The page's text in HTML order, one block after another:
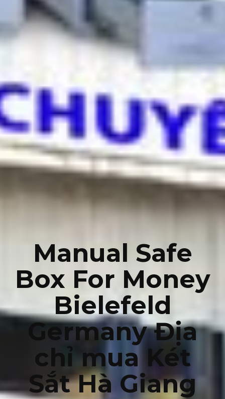
Manual Safe
Box For Money
Bielefeld
Germany Địa
chỉ mua Két
Sắt Hà Giang